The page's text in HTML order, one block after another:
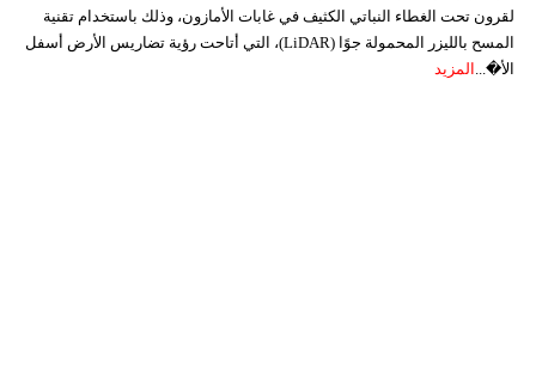
لقرون تحت الغطاء النباتي الكثيف في غابات الأمازون، وذلك باستخدام تقنية
المسح بالليزر المحمولة جوًا (LiDAR)، التي أتاحت رؤية تضاريس الأرض أسفل
الأ�... المزيد